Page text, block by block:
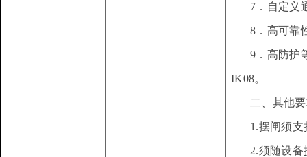
7．自定义
8．高可靠
9．高防护
IK08。
二、其他
1.摆闸须
2.须随设